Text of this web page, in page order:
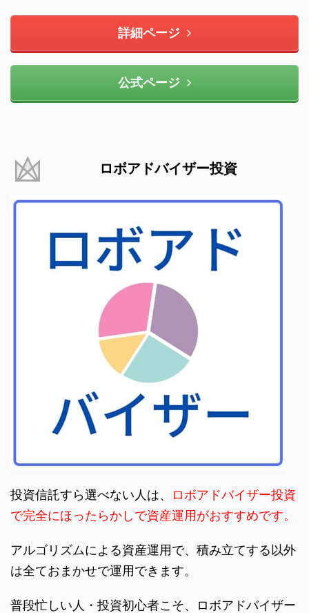
詳細ページ
公式ページ
ロボアドバイザー投資
投資信託すら選べない人は、
ロボアドバイザー投資
で完全にほったらかしで資産運用がおすすめです。
アルゴリズムによる資産運用で、積み立てする以外
は全ておまかせで運用できます。
普段忙しい人・投資初心者こそ、ロボアドバイザー